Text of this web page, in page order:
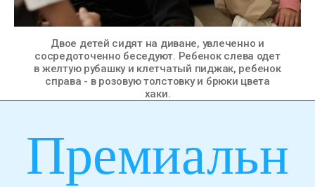
Двое детей сидят на диване, увлеченно и
сосредоточенно беседуют. Ребенок слева одет
в желтую рубашку и клетчатый пиджак, ребенок
справа - в розовую толстовку и брюки цвета
хаки.
Премиальн